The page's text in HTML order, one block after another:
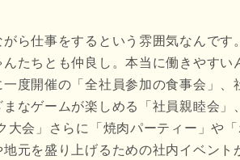
がら仕事をするという雰囲気なんです
たちとも仲良し。本当に働きやすい
度開催の「全社員参加の食事会」、
なゲームが楽しめる「社員親睦会」
大会」さらに「焼肉パーティー」や
元を盛り上げるための社内イベント